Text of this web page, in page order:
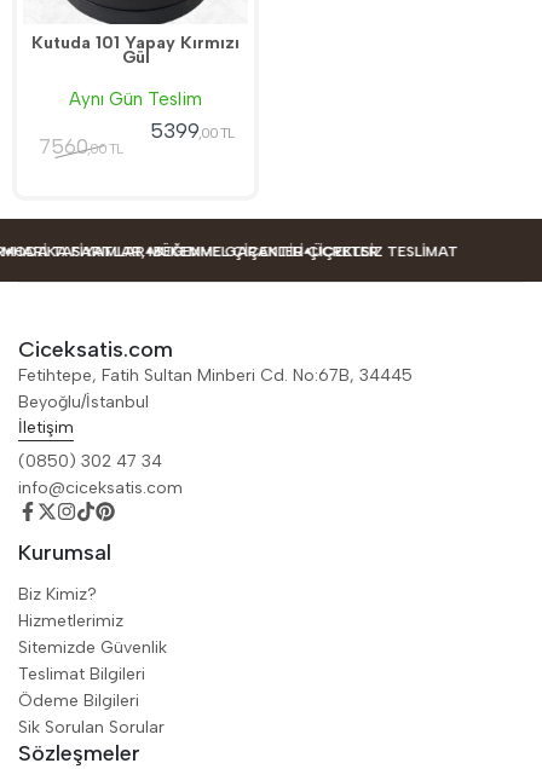
Kutuda 101 Yapay Kırmızı
Gül
Aynı Gün Teslim
7560,00 TL
5399,00 TL
FIYATLAR, MÜKEMMEL ÇIÇEKLER ÜCRETSIZ TESLIMAT
BEĞENME GARANTILI ÇIÇEKLER
Ciceksatis.com
Fetihtepe, Fatih Sultan Minberi Cd. No:67B, 34445
Beyoğlu/İstanbul
İletişim
(0850) 302 47 34
info@ciceksatis.com
Kurumsal
Biz Kimiz?
Hizmetlerimiz
Sitemizde Güvenlik
Teslimat Bilgileri
Ödeme Bilgileri
Sik Sorulan Sorular
Sözleşmeler